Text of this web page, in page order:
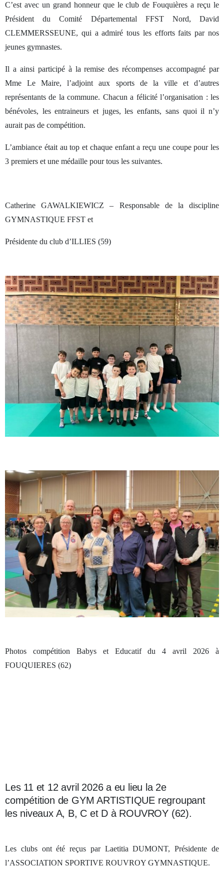
C’est avec un grand honneur que le club de Fouquières a reçu le
Président du Comité Départemental FFST Nord, David
CLEMMERSSEUNE, qui a admiré tous les efforts faits par nos
jeunes gymnastes.
Il a ainsi participé à la remise des récompenses accompagné par
Mme Le Maire, l’adjoint aux sports de la ville et d’autres
représentants de la commune. Chacun a félicité l’organisation : les
bénévoles, les entraineurs et juges, les enfants, sans quoi il n’y
aurait pas de compétition.
L’ambiance était au top et chaque enfant a reçu une coupe pour les
3 premiers et une médaille pour tous les suivantes.
Catherine GAWALKIEWICZ – Responsable de la discipline
GYMNASTIQUE FFST et
Présidente du club d’ILLIES (59)
Photos compétition Babys et Educatif du 4 avril 2026 à
FOUQUIERES (62)
Les 11 et 12 avril 2026 a eu lieu la 2e
compétition de GYM ARTISTIQUE regroupant
les niveaux A, B, C et D à ROUVROY (62).
Les clubs ont été reçus par Laetitia DUMONT, Présidente de
l’ASSOCIATION SPORTIVE ROUVROY GYMNASTIQUE.